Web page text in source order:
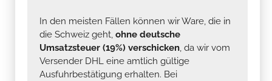
In den meisten Fällen können wir Ware, die in
die Schweiz geht, ohne deutsche
Umsatzsteuer (19%) verschicken, da wir vom
Versender DHL eine amtlich gültige
Ausfuhrbestätigung erhalten. Bei